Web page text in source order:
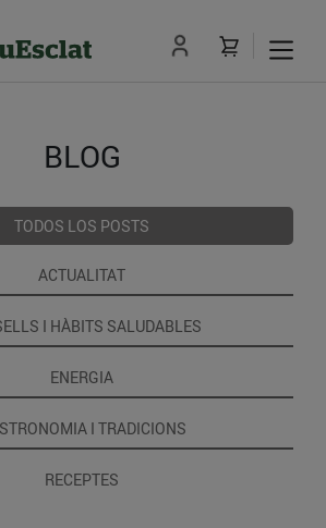
BLOG
TODOS LOS POSTS
ACTUALITAT
I HÀBITS SALUDABLES
ENERGIA
I TRADICIONS
RECEPTES